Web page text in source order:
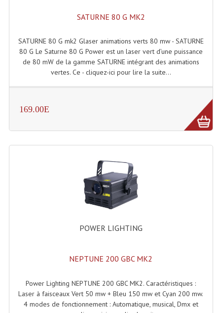
Portes Voix Mégaphones
Pupitre Pour Discours
Tables De Mixage DJ
Controleurs DJ USB / MP3
Consoles Sono Et Studio
Consoles Numériques
Consoles Amplifiées
Changeurs De Couleurs
Déco Light
SATURNE 80 G MK2
SATURNE 80 G mk2 Glaser animations verts 80 mw - SATURNE
80 G Le Saturne 80 G Power est un laser vert d’une puissance
de 80 mW de la gamme SATURNE intégrant des animations
vertes. Ce - cliquez-ici pour lire la suite...
169.00E
POWER LIGHTING
NEPTUNE 200 GBC MK2
Power Lighting NEPTUNE 200 GBC MK2. Caractéristiques :
Laser à faisceaux Vert 50 mw + Bleu 150 mw et Cyan 200 mw.
4 modes de fonctionnement : Automatique, musical, Dmx et